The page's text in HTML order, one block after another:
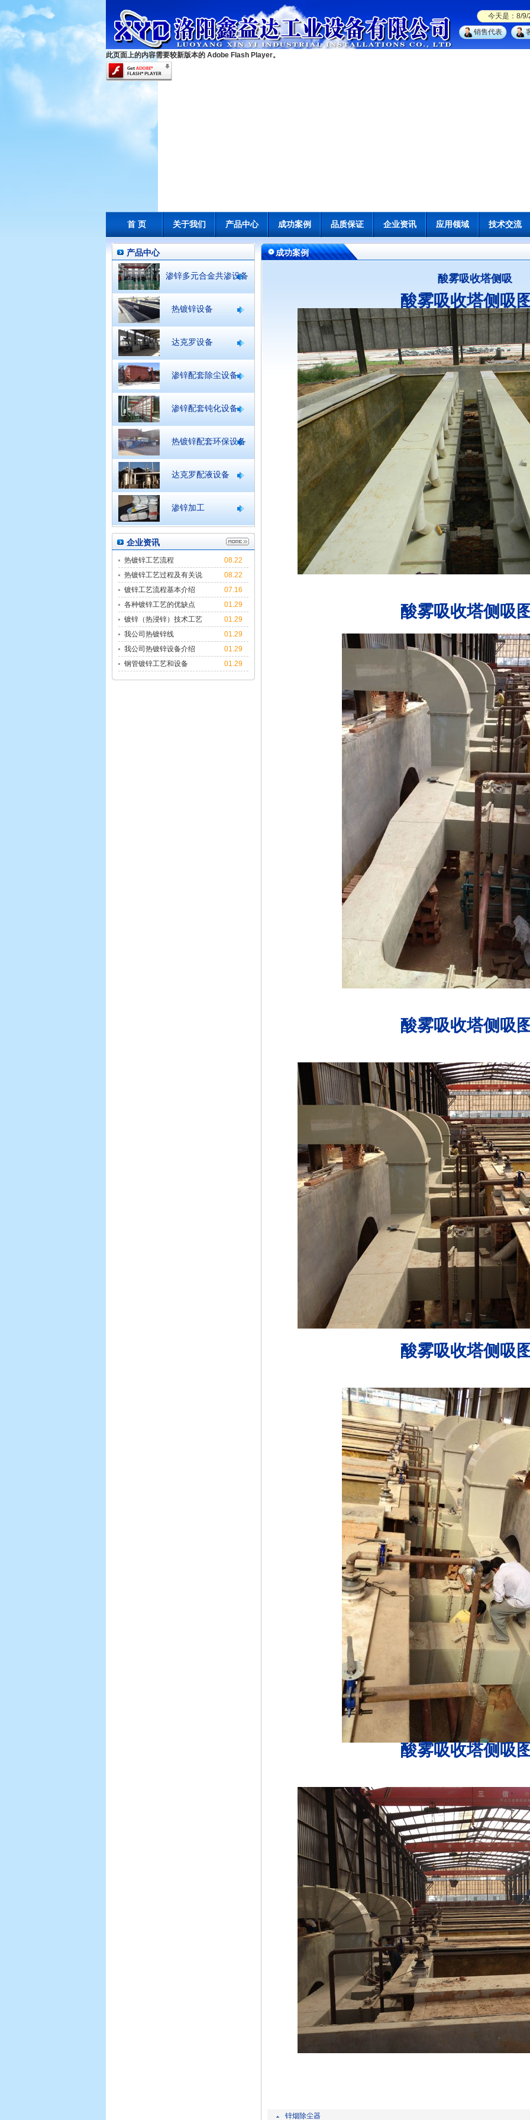
今天是： 8/9/
销售代表
此页面上的内容需要较新版本的 Adobe Flash Player。
首 页 关于我们 产品中心 成功案例 品质保证 企业资讯 应用领域 技术交流
产品中心
渗锌多元合金共渗设备
热镀锌设备
达克罗设备
渗锌配套除尘设备
渗锌配套钝化设备
热镀锌配套环保设备
达克罗配液设备
渗锌加工
企业资讯
08.22
热镀锌工艺流程
08.22
热镀锌工艺过程及有关说
明
07.16
镀锌工艺流程基本介绍
01.29
各种镀锌工艺的优缺点
01.29
镀锌（热浸锌）技术工艺
简介
01.29
我公司热镀锌线
01.29
我公司热镀锌设备介绍
01.29
钢管镀锌工艺和设备
成功案例
酸雾吸收塔侧吸
酸雾吸收塔侧吸
酸雾吸收塔侧吸
酸雾吸收塔侧吸
酸雾吸收塔侧吸
酸雾吸收塔侧吸
锌烟除尘器